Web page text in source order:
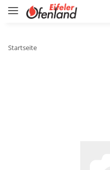
Startseite